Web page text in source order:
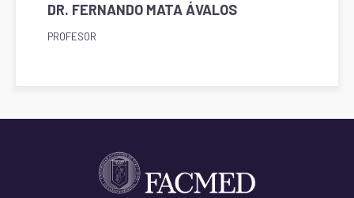
DR. FERNANDO MATA ÁVALOS
PROFESOR